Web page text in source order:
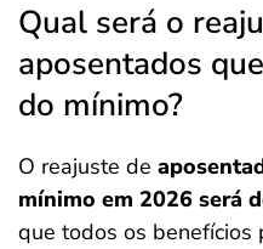
Qual será o
aposentados
do mínimo?
O reajuste de
mínimo em 2026 será
que todos os benefícios